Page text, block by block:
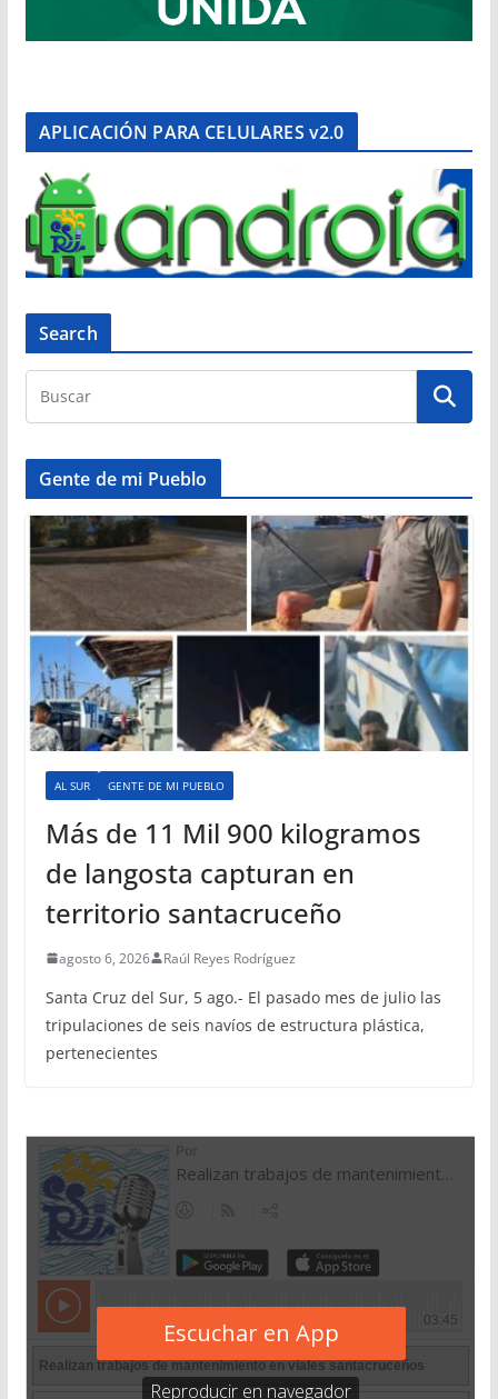
APLICACIÓN PARA CELULARES v2.0
Search
Gente de mi Pueblo
AL SUR GENTE DE MI PUEBLO
Más de 11 Mil 900 kilogramos
de langosta capturan en
territorio santacruceño
agosto 6, 2026 Raúl Reyes Rodríguez
Santa Cruz del Sur, 5 ago.- El pasado mes de julio las
tripulaciones de seis navíos de estructura plástica,
pertenecientes